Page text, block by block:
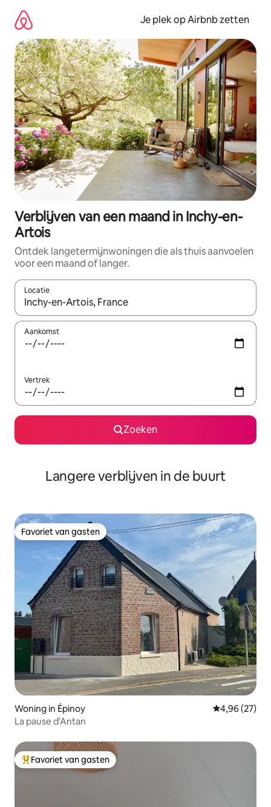
direct
naar
inhoud
Je plek op Airbnb zetten
Verblijven van een maand in Inchy-en-
Artois
Ontdek langetermijnwoningen die als thuis aanvoelen
voor een maand of langer.
Locatie
Wanneer er resultaten beschikbaar zijn, maak je een keuze
Aankomst
Vertrek
Zoeken
Langere verblijven in de buurt
Favoriet van gasten
Favoriet van gasten
Woning in Épinoy Gemiddelde
4,96 (27)
La pause d'Antan
Topfavoriet van gasten
Favoriet van gasten